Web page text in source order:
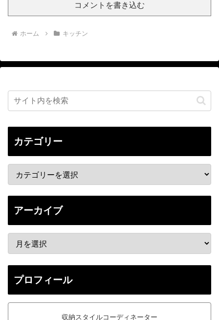
コメントを書き込む
ホーム キッチン
カテゴリー
アーカイブ
プロフィール
収納スタイルコーディネーター